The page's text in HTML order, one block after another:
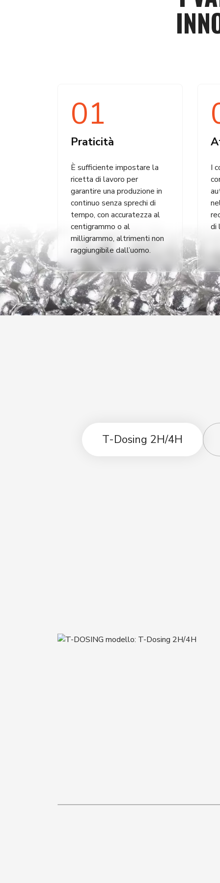
01
Praticità
È sufficiente impostare la
ricetta di lavoro per
garantire una produzione in
continuo senza sprechi di
tempo, con accuratezza al
centigrammo o al
milligrammo, altrimenti non
raggiungibile dall’uomo.
I
di
T-Dosing 2H/4H